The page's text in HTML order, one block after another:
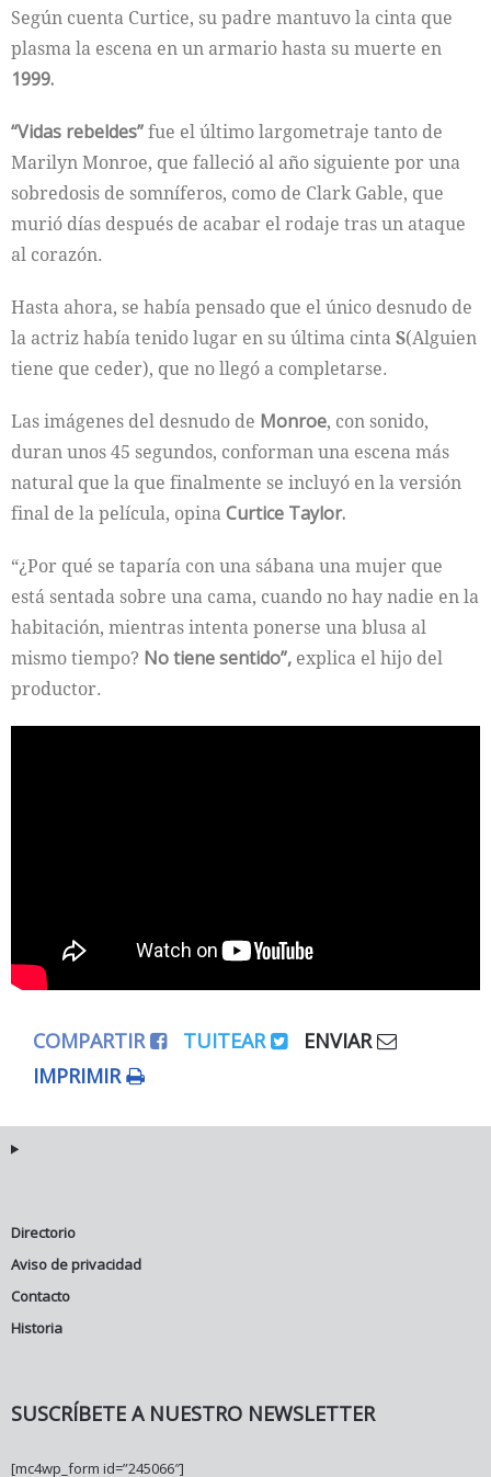
Según cuenta Curtice, su padre mantuvo la cinta que
plasma la escena en un armario hasta su muerte en
1999.
“Vidas rebeldes”fue el último largometraje tanto de
Marilyn Monroe, que falleció al año siguiente por una
sobredosis de somníferos, como de Clark Gable, que
murió días después de acabar el rodaje tras un ataque
al corazón.
Hasta ahora, se había pensado que el único desnudo de
la actriz había tenido lugar en su última cintaS(Alguien
tiene que ceder), que no llegó a completarse.
Las imágenes del desnudo de Monroe, con sonido,
duran unos 45 segundos, conforman una escena más
natural que la que finalmente se incluyó en la versión
final de la película, opinaCurtice Taylor.
“¿Por qué se taparía con una sábana una mujer que
está sentada sobre una cama, cuando no hay nadie en la
habitación, mientras intenta ponerse una blusa al
mismo tiempo? No tiene sentido”, explica el hijo del
productor.
COMPARTIR TUITEAR
ENVIAR
IMPRIMIR
Directorio
Aviso de privacidad
Contacto
Historia
SUSCRÍBETE A NUESTRO NEWSLETTER
[mc4wp_form id=”245066″]